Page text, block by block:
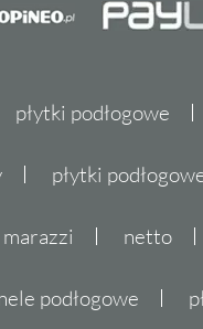
płytki podłogowe
płytki
marazzi netto
podłogowe